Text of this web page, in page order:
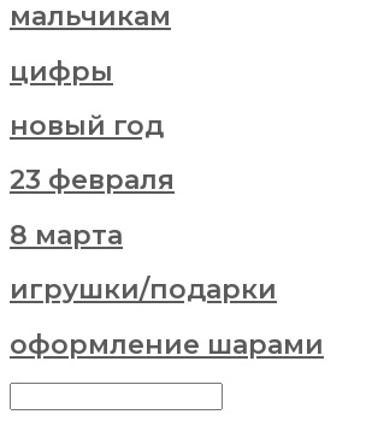
мальчикам
цифры
новый год
23 февраля
8 марта
игрушки/подарки
оформление шарами